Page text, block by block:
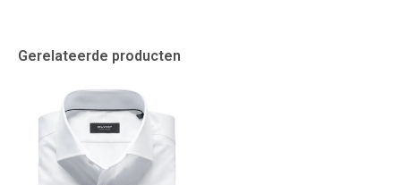
Gerelateerde producten